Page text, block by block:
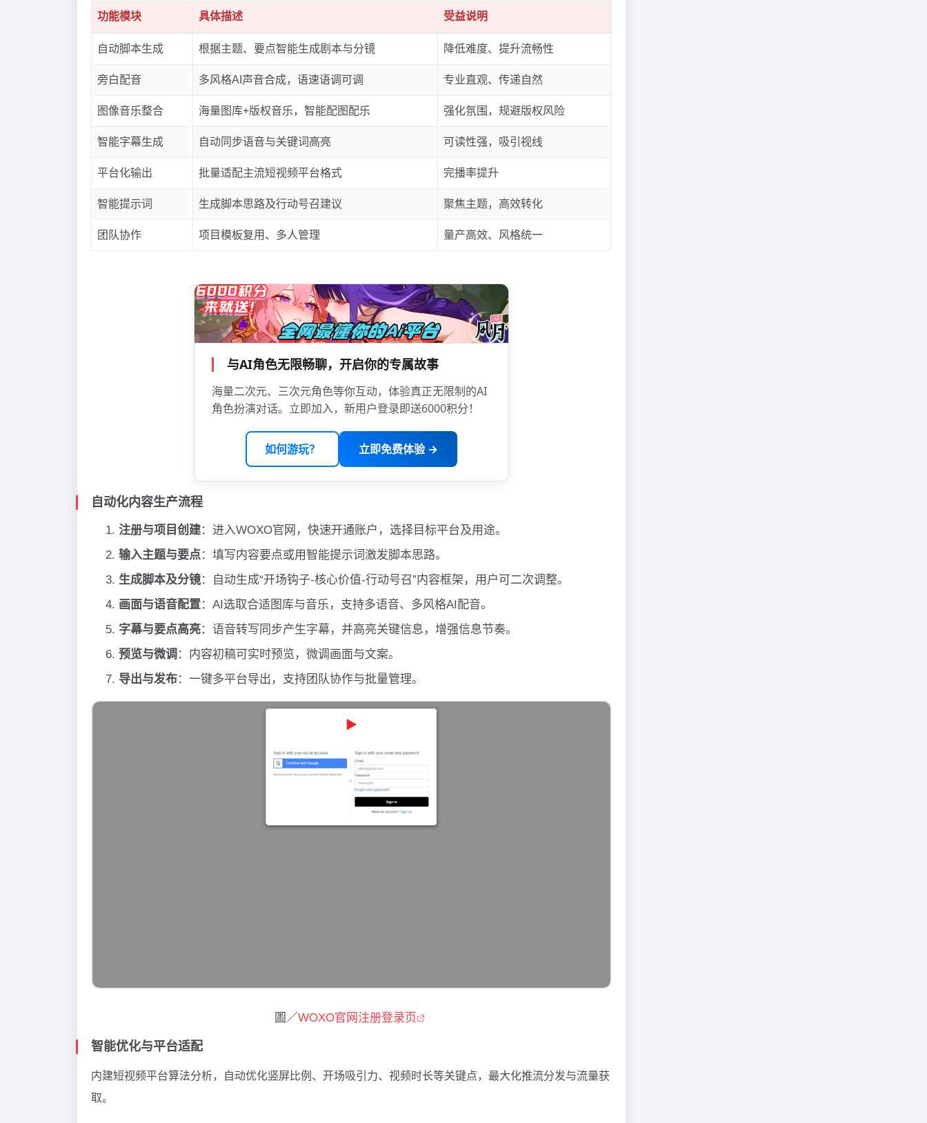
功能模块 具体描述 受益说明
自动脚本生成 根据主题、要点智能生成剧本与分镜 降低难度、提升流畅性
旁白配音 多风格AI声音合成，语速语调可调 专业直观、传递自然
图像音乐整合 海量图库+版权音乐，智能配图配乐 强化氛围，规避版权风险
智能字幕生成 自动同步语音与关键词高亮 可读性强，吸引视线
平台化输出 批量适配主流短视频平台格式 完播率提升
智能提示词 生成脚本思路及行动号召建议 聚焦主题，高效转化
团队协作 项目模板复用、多人管理 量产高效、风格统一
与AI角色无限畅聊，开启你的专属故事
海量二次元、三次元角色等你互动，体验真正无限制的AI
角色扮演对话。立即加入，新用户登录即送6000积分！
如何游玩？ 立即免费体验 →
自动化内容生产流程
注册与项目创建：进入WOXO官网，快速开通账户，选择目标平台及用途。
输入主题与要点：填写内容要点或用智能提示词激发脚本思路。
生成脚本及分镜：自动生成“开场钩子-核心价值-行动号召”内容框架，用户可二次调整。
画面与语音配置：AI选取合适图库与音乐，支持多语音、多风格AI配音。
字幕与要点高亮：语音转写同步产生字幕，并高亮关键信息，增强信息节奏。
预览与微调 ：内容初稿可实时预览，微调画面与文案。
导出与发布：一键多平台导出，支持团队协作与批量管理。
圖／WOXO官网注册登录页
智能优化与平台适配
内建短视频平台算法分析，自动优化竖屏比例、开场吸引力、视频时长等关键点，最大化推流分发与流量获
取。